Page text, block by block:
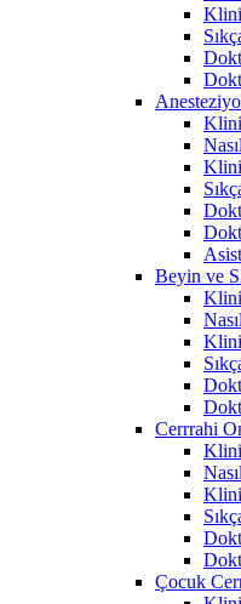
Beyin ve
Cerrrahi
Çocuk